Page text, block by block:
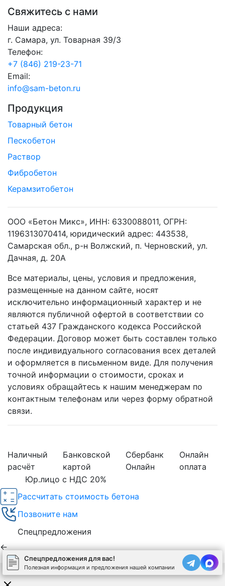
Свяжитесь с нами
Наши адреса:
г. Самара, ул. Товарная 39/3
Телефон:
+7 (846) 219-23-71
Email:
info@sam-beton.ru
Продукция
Товарный бетон
Пескобетон
Раствор
Фибробетон
Керамзитобетон
ООО «Бетон Микс», ИНН: 6330088011, ОГРН:
1196313070414, юридический адрес: 443538,
Самарская обл., р-н Волжский, п. Черновский, ул.
Дачная, д. 20А
Все материалы, цены, условия и предложения,
размещенные на данном сайте, носят
исключительно информационный характер и не
являются публичной офертой в соответствии со
статьей 437 Гражданского кодекса Российской
Федерации. Договор может быть составлен только
после индивидуального согласования всех деталей
и оформляется в письменном виде. Для получения
точной информации о стоимости, сроках и
условиях обращайтесь к нашим менеджерам по
контактным телефонам или через форму обратной
связи.
Наличный
расчёт
Банковской
картой
Сбербанк
Онлайн
Онлайн
оплата
Юр.лицо с НДС 20%
Спецпредложения для вас!
Полезная информация и предложения нашей компании
Рассчитать стоимость бетона
Позвоните нам
Спецпредложения
←
Используя сайт, вы соглашаетесь на обработку cookies